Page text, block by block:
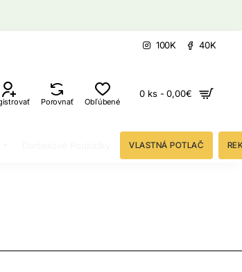
100K 40K
Porovnať Obľúbené
0 ks - 0,00€
VLASTNÁ POTLAČ